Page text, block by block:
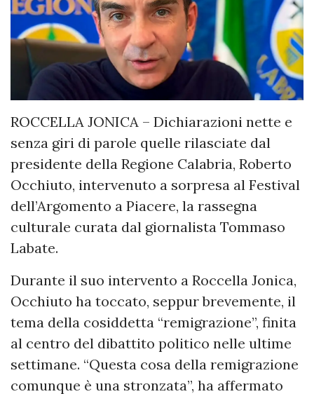
ROCCELLA JONICA – Dichiarazioni nette e
senza giri di parole quelle rilasciate dal
presidente della Regione Calabria, Roberto
Occhiuto, intervenuto a sorpresa al Festival
dell’Argomento a Piacere, la rassegna
culturale curata dal giornalista Tommaso
Labate.
Durante il suo intervento a Roccella Jonica,
Occhiuto ha toccato, seppur brevemente, il
tema della cosiddetta “remigrazione”, finita
al centro del dibattito politico nelle ultime
settimane. “Questa cosa della remigrazione
comunque è una stronzata”, ha affermato